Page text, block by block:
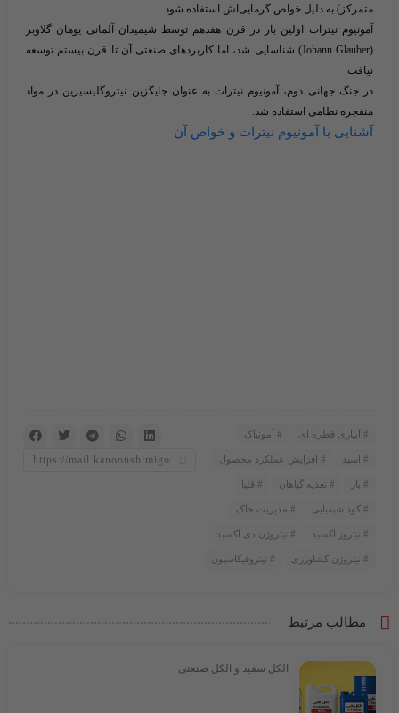
متمرکز) به دلیل خواص گرمایی‌اش استفاده شود.
آمونیوم نیترات اولین بار در قرن هفدهم توسط شیمیدان آلمانی یوهان گلاوبر
(Johann Glauber) شناسایی شد، اما کاربردهای صنعتی آن تا قرن بیستم توسعه
نیافت.
در جنگ جهانی دوم، آمونیوم نیترات به عنوان جایگزین نیتروگلیسیرین در مواد
منفجره نظامی استفاده شد.
آشنایی با آمونیوم نیترات و خواص آن
آبیاری قطره ای آمونیاک
اسید افزایش عملکرد محصول
باز تغذیه گیاهان قلیا
کود شیمیایی مدیریت خاک
نیتروز اکسید نیتروژن دی اکسید
نیتروژن کشاورزی نیتروفیکاسیون
مطالب مرتبط
الکل سفید و الکل صنعتی